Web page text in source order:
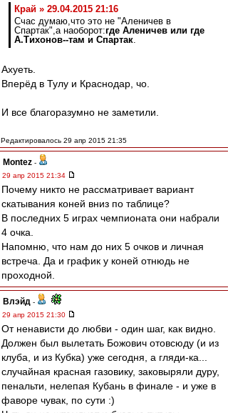
Край » 29.04.2015 21:16
Счас думаю,что это не "Аленичев в
Спартак",а наоборот:где Аленичев или где
А.Тихонов--там и Спартак.
Ахуеть.
Вперёд в Тулу и Краснодар, чо.
И все благоразумно не заметили.
Редактировалось 29 апр 2015 21:35
Montez -
29 апр 2015 21:34
Почему никто не рассматривает вариант
скатывания коней вниз по таблице?
В последних 5 играх чемпионата они набрали
4 очка.
Напомню, что нам до них 5 очков и личная
встреча. Да и график у коней отнюдь не
проходной.
Влэйд -
29 апр 2015 21:30
От ненависти до любви - один шаг, как видно.
Должен был вылетать Божович отовсюду (и из
клуба, и из Кубка) уже сегодня, а гляди-ка...
случайная красная газовику, заковыряли дуру,
пенальти, нелепая Кубань в финале - и уже в
фаворе чувак, по сути :)